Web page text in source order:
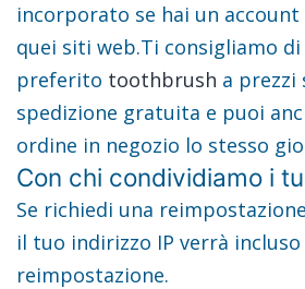
incorporato se hai un account
quei siti web.Ti consigliamo
preferito toothbrush a prezzi
spedizione gratuita e puoi
ordine in negozio lo stesso
Con chi condividiamo i
Se richiedi una
il tuo indirizzo IP verrà incluso
reimpostazione.